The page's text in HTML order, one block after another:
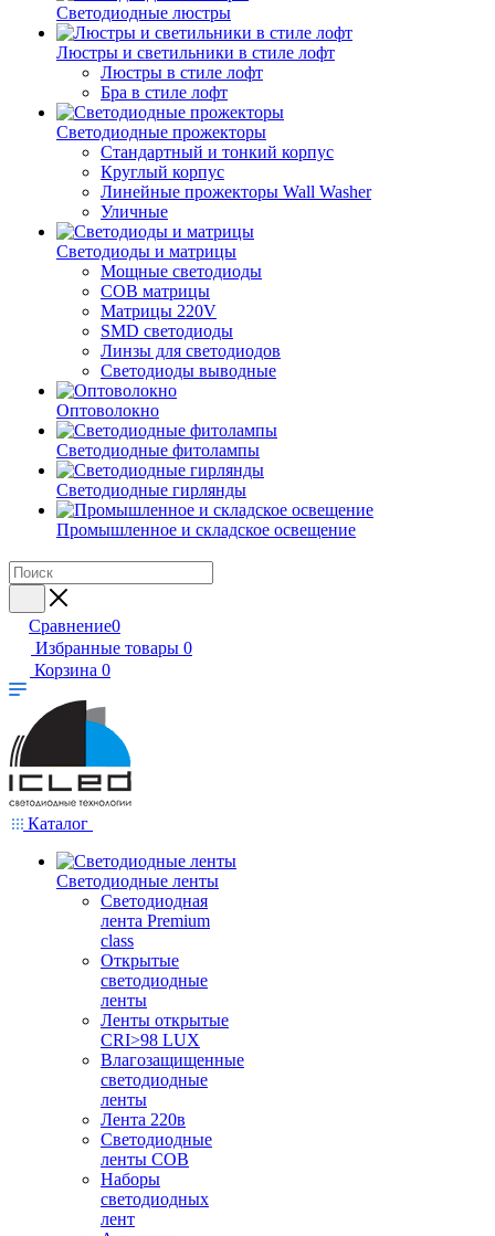
Светодиодные люстры
Люстры и светильники в стиле лофт
Люстры в стиле лофт
Бра в стиле лофт
Светодиодные прожекторы
Стандартный и тонкий корпус
Круглый корпус
Линейные прожекторы Wall Washer
Уличные
Светодиоды и матрицы
Мощные светодиоды
COB матрицы
Матрицы 220V
SMD светодиоды
Линзы для светодиодов
Светодиоды выводные
Оптоволокно
Светодиодные фитолампы
Светодиодные гирлянды
Промышленное и складское освещение
Сравнение0
Избранные товары 0
Корзина 0
Каталог
Светодиодные ленты
Светодиодная
лента Premium
class
Открытые
светодиодные
ленты
Ленты открытые
CRI>98 LUX
Влагозащищенные
светодиодные
ленты
Лента 220в
Светодиодные
ленты COB
Наборы
светодиодных
лент